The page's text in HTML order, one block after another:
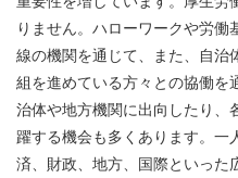
りません。ハローワークや労
線の機関を通じて、また、自治
組を進めている方々との協働を
治体や地方機関に出向したり、
躍する機会も多くあります。一
済、財政、地方、国際といった